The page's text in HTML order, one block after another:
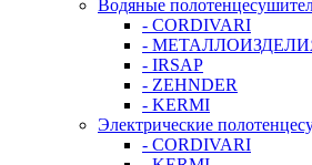
Водяные
- CORDIVARI
-
- IRSAP
- ZEHNDER
- KERMI
Электрические
- CORDIVARI